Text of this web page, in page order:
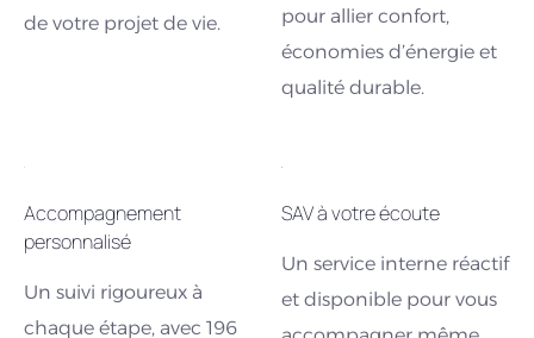
de votre projet de vie.
pour allier confort,
économies d’énergie et
qualité durable.
Accompagnement
personnalisé
Un suivi rigoureux à
chaque étape, avec 196
SAV à votre écoute
Un service interne réactif
et disponible pour vous